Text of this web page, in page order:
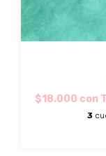
$18.000 con
3